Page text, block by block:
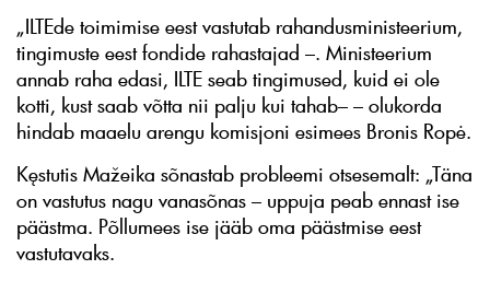
„ILTEde toimimise eest vastutab rahandusministeerium,
tingimuste eest fondide rahastajad –. Ministeerium
annab raha edasi, ILTE seab tingimused, kuid ei ole
kotti, kust saab võtta nii palju kui tahab– – olukorda
hindab maaelu arengu komisjoni esimees Bronis Ropė.
Kęstutis Mažeika sõnastab probleemi otsesemalt: „Täna
on vastutus nagu vanasõnas – uppuja peab ennast ise
päästma. Põllumees ise jääb oma päästmise eest
vastutavaks.